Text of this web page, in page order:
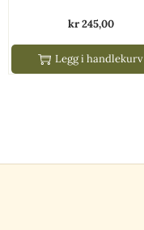
kr245,00
Legg i handlekurv